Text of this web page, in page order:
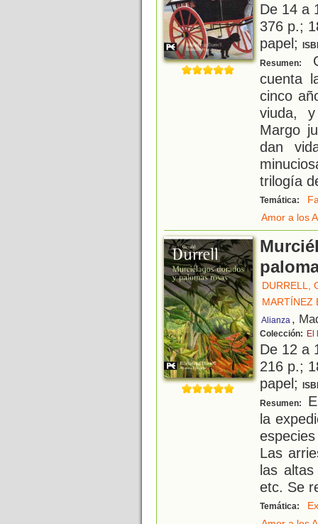
De 14 a
376 p.;
papel;
Resumen:
cuenta
cinco
viuda,
Margo
dan
trilogía
Temática:
Amor a los
DURRELL,
MARTÍNEZ
Alianza ,
Colección: El
De 12 a
216 p.;
papel;
Resumen:
la
Las
las
etc. Se
Temática: